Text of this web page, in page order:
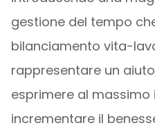
gestione del tempo
bilanciamento vita-
rappresentare un
esprimere al
incrementare il